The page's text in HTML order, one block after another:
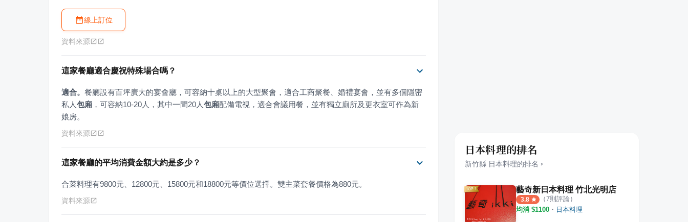
線上訂位
資料來源
這家餐廳適合慶祝特殊場合嗎？
適合。 餐廳設有百坪廣大的宴會廳，可容納十桌以上的大型聚會，適合工商聚餐、婚禮宴會，並有多個隱密
私人包廂 ，可容納10-20人，其中一間20人包廂配備電視，適合會議用餐，並有獨立廁所及更衣室可作為新
娘房。
資料來源
這家餐廳的平均消費金額大約是多少？
合菜料理有9800元、12800元、15800元和18800元等價位選擇。雙主菜套餐價格為880元。
資料來源
日本料理的排名
新竹縣 日本料理的排名 ›
藝奇新日本料理 竹北光明店
3.8 （7則評論）
均消 $1100 ・ 日本料理